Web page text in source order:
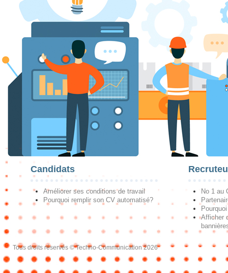
Candidats
Améliorer ses conditions de travail
Pourquoi remplir son CV automatisé?
No 1 au
Afficher
Tous droits réservés © Techno-Communication 2026